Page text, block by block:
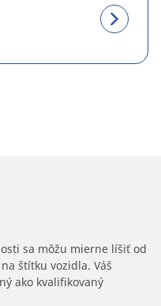
sa môžu mierne líšiť od
štítku vozidla. Váš
ako kvalifikovaný